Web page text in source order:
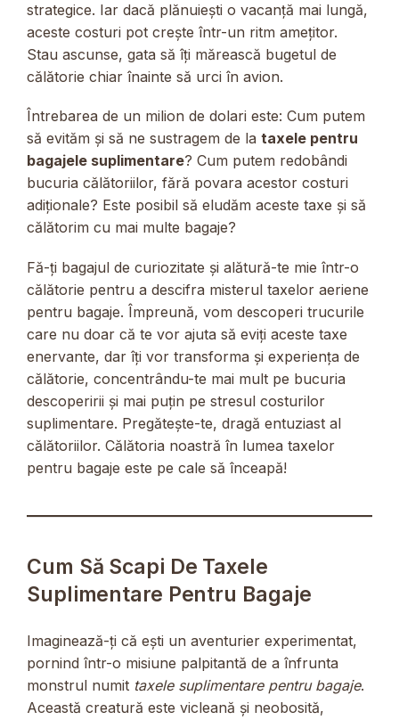
strategice. Iar dacă plănuiești o vacanță mai lungă,
aceste costuri pot crește într-un ritm amețitor.
Stau ascunse, gata să îți mărească bugetul de
călătorie chiar înainte să urci în avion.
Întrebarea de un milion de dolari este: Cum putem
să evităm și să ne sustragem de la taxele pentru
bagajele suplimentare? Cum putem redobândi
bucuria călătoriilor, fără povara acestor costuri
adiționale? Este posibil să eludăm aceste taxe și să
călătorim cu mai multe bagaje?
Fă-ți bagajul de curiozitate și alătură-te mie într-o
călătorie pentru a descifra misterul taxelor aeriene
pentru bagaje. Împreună, vom descoperi trucurile
care nu doar că te vor ajuta să eviți aceste taxe
enervante, dar îți vor transforma și experiența de
călătorie, concentrându-te mai mult pe bucuria
descoperirii și mai puțin pe stresul costurilor
suplimentare. Pregătește-te, dragă entuziast al
călătoriilor. Călătoria noastră în lumea taxelor
pentru bagaje este pe cale să înceapă!
Cum Să Scapi De Taxele
Suplimentare Pentru Bagaje
Imaginează-ți că ești un aventurier experimentat,
pornind într-o misiune palpitantă de a înfrunta
monstrul numit taxele suplimentare pentru bagaje.
Această creatură este vicleană și neobosită,